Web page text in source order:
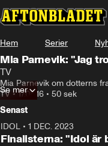
Hem Serier
Mia Parnevik: "Jag
TV
Mia Parnevik om dotterns
TV •17.08.16 • 50 sek
Se mer
Senast
IDOL • 1 DEC. 2023
Finalisterna: "Idol är